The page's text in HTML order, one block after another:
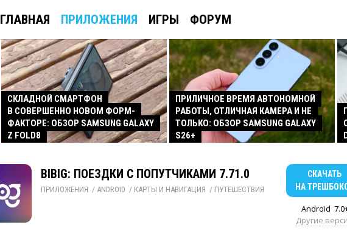
ГЛАВНАЯ ПРИЛОЖЕНИЯ ИГРЫ ФОРУМ
СКЛАДНОЙ СМАРТФОН
В СОВЕРШЕННО НОВОМ ФОРМ-
ФАКТОРЕ: ОБЗОР SAMSUNG GALAXY
Z FOLD8
ПРИЛИЧНОЕ ВРЕМЯ АВТОНОМНОЙ
РАБОТЫ, ОТЛИЧНАЯ КАМЕРА И НЕ
ТОЛЬКО: ОБЗОР SAMSUNG GALAXY
S26+
BIBIG: ПОЕЗДКИ С ПОПУТЧИКАМИ 7.71.0
ПРИЛОЖЕНИЯ / ANDROID / КАРТЫ И НАВИГАЦИЯ / ПУТЕШЕСТВИЯ
СКАЧАТЬ
НА
Android
Другие